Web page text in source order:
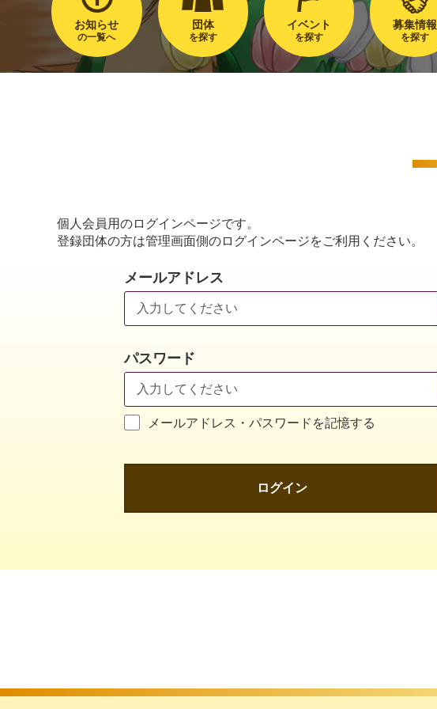
お知らせ
の一覧へ
団体
を探す
イベント
を探す
募集情報
を探す
個人会員用のログインページです。
登録団体の方は管理画面側のログインページをご利用ください。
メールアドレス
パスワード
メールアドレス・パスワードを記憶する
ログイン